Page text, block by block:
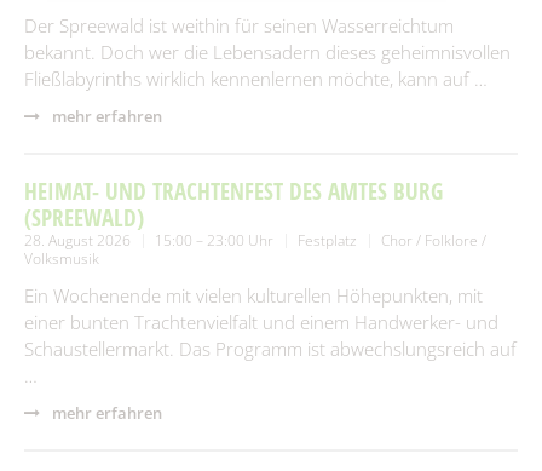
Der Spreewald ist weithin für seinen Wasserreichtum
bekannt. Doch wer die Lebensadern dieses geheimnisvollen
Fließlabyrinths wirklich kennenlernen möchte, kann auf …
mehr erfahren
HEIMAT- UND TRACHTENFEST DES AMTES BURG
(SPREEWALD)
28. August 2026 15:00 – 23:00 Uhr Festplatz
Chor / Folklore /
Volksmusik
Ein Wochenende mit vielen kulturellen Höhepunkten, mit
einer bunten Trachtenvielfalt und einem Handwerker- und
Schaustellermarkt. Das Programm ist abwechslungsreich auf
…
mehr erfahren